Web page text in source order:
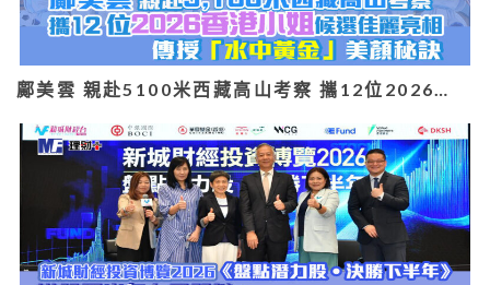
鄺美雲 親赴5100米西藏高山考察 攜12位2026…